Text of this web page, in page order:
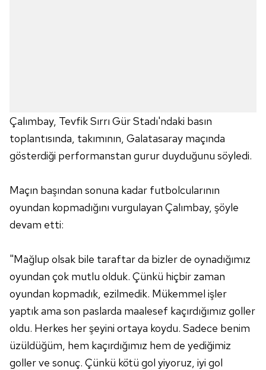
Çalımbay, Tevfik Sırrı Gür Stadı'ndaki basın
toplantısında, takımının, Galatasaray maçında
gösterdiği performanstan gurur duyduğunu söyledi.
Maçın başından sonuna kadar futbolcularının
oyundan kopmadığını vurgulayan Çalımbay, şöyle
devam etti:
"Mağlup olsak bile taraftar da bizler de oynadığımız
oyundan çok mutlu olduk. Çünkü hiçbir zaman
oyundan kopmadık, ezilmedik. Mükemmel işler
yaptık ama son paslarda maalesef kaçırdığımız goller
oldu. Herkes her şeyini ortaya koydu. Sadece benim
üzüldüğüm, hem kaçırdığımız hem de yediğimiz
goller ve sonuç. Çünkü kötü gol yiyoruz, iyi gol